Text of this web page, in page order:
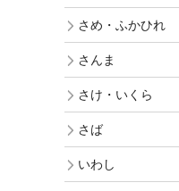
さめ・ふかひれ
さんま
さけ・いくら
さば
いわし